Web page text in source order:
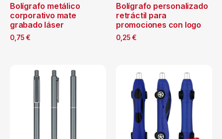
Bolígrafo metálico
corporativo mate
grabado láser
0,75 €
Bolígrafo personalizado
retráctil para
promociones con logo
0,25 €